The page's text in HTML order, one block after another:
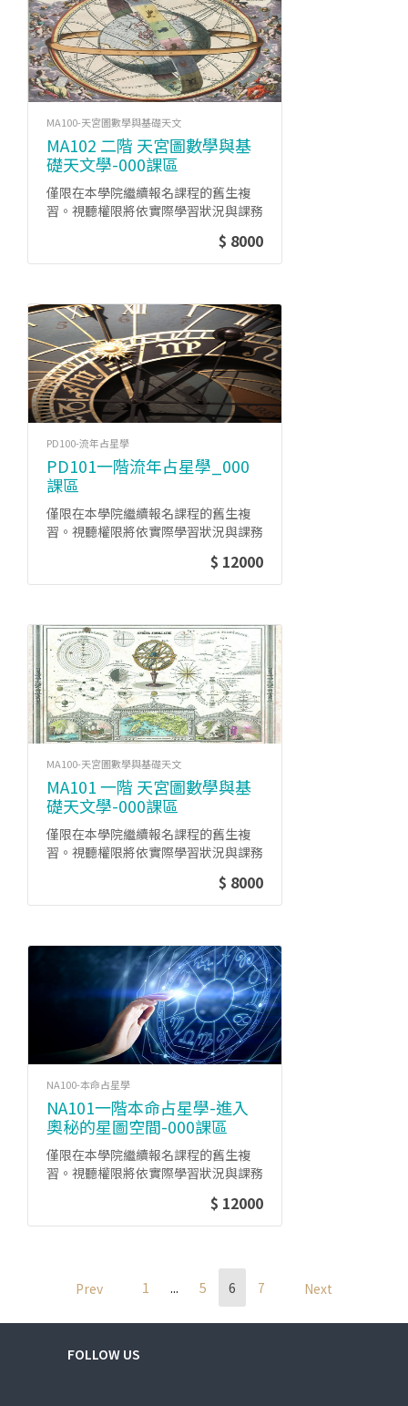
MA100-天宮圖數學與基礎天文
MA102 二階 天宮圖數學與基
礎天文學-000課區
僅限在本學院繼續報名課程的舊生複
習。視聽權限將依實際學習狀況與課務
$ 8000
PD100-流年占星學
PD101一階流年占星學_000
課區
僅限在本學院繼續報名課程的舊生複
習。視聽權限將依實際學習狀況與課務
$ 12000
MA100-天宮圖數學與基礎天文
MA101 一階 天宮圖數學與基
礎天文學-000課區
僅限在本學院繼續報名課程的舊生複
習。視聽權限將依實際學習狀況與課務
$ 8000
NA100-本命占星學
NA101一階本命占星學-進入
奧秘的星圖空間-000課區
僅限在本學院繼續報名課程的舊生複
習。視聽權限將依實際學習狀況與課務
$ 12000
文
章
Prev Page
1 ... Page
5 Page
6 Page
7 Next
FOLLOW US